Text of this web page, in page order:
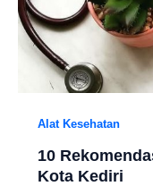
Alat Kesehatan
10
Kota Kediri